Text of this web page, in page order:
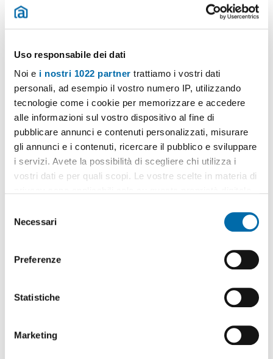
Uso responsabile dei dati
Noi e i nostri 1022 partner trattiamo i vostri dati
personali, ad esempio il vostro numero IP, utilizzando
tecnologie come i cookie per memorizzare e accedere
alle informazioni sul vostro dispositivo al fine di
pubblicare annunci e contenuti personalizzati, misurare
gli annunci e i contenuti, ricercare il pubblico e sviluppare
i servizi. Avete la possibilità di scegliere chi utilizza i
vostri dati e per quali scopi. Le vostre scelte in materia di
modificare o revocare il proprio consenso in qualsiasi
momento dalla Dichiarazione sui cookie o facendo clic
raccogliere informazioni sulla tua posizione
geografica, con un'approssimazione di qualche
Identificare il tuo dispositivo, scansionandolo
Necessari
Preferenze
Statistiche
Marketing
1
1.500€
265m2 6 Loc 4 Bagni
Via Giuseppe Ungaretti, Montegranaro, Loreto, Muraglia -
Montegranaro - Loreto, Pesaro
Contatta
1